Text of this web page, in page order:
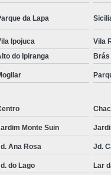
da Lapa
Ipojuca
Vila
do Ipiranga Brás
Monte Suin
Ana Rosa Jd.
do Lago Lar